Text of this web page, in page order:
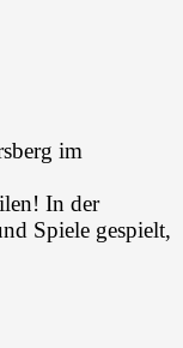
im
In der
Spiele gespielt,